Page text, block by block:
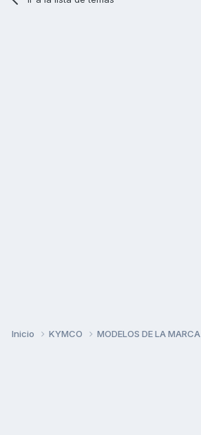
Inicio KYMCO MODELOS DE LA MARCA